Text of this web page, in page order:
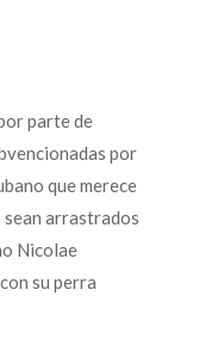
parte de
por
que merece
sean arrastrados
Nicolae
su perra